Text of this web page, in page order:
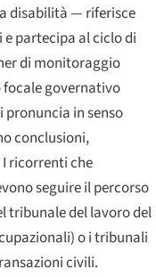
disabilità — riferisce
partecipa al ciclo di
di monitoraggio
governativo
pronuncia in senso
conclusioni,
ricorrenti che
seguire il percorso
tribunale del lavoro del
o i tribunali
civili.